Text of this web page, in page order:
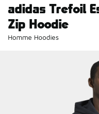
adidas Trefoil
Zip Hoodie
Homme Hoodies